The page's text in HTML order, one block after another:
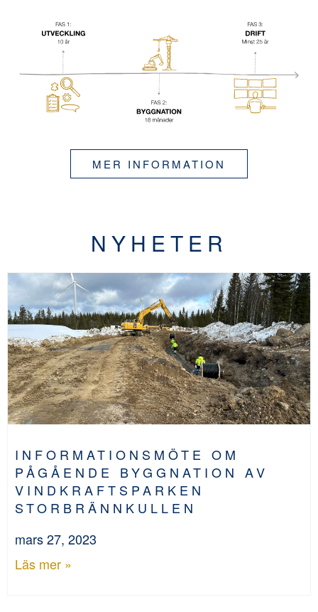
MER INFORMATION
NYHETER
INFORMATIONSMÖTE OM
PÅGÅENDE BYGGNATION AV
VINDKRAFTSPARKEN
STORBRÄNNKULLEN
mars 27, 2023
Läs mer »